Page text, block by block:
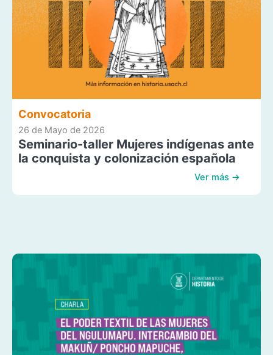
Convocatoria
26 de Mayo de 2026
Seminario-taller Mujeres indígenas ante
la conquista y colonización española
Ver más →